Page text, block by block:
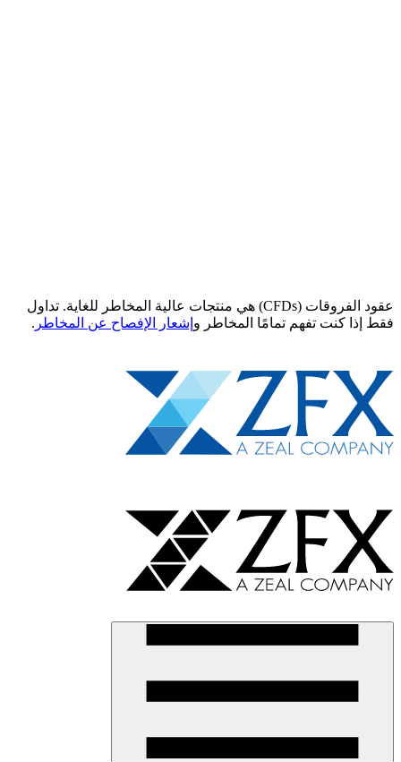
عقود الفروقات (CFDs) هي منتجات عالية المخاطر للغاية. تداول
فقط إذا كنت تفهم تمامًا المخاطر و إشعار الإفصاح عن المخاطر .